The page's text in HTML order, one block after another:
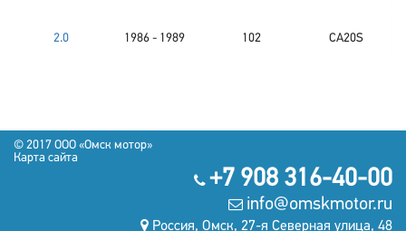
2.0 1986 - 1989 102 CA20S
© 2017 OOO «Омск мотор»
Карта сайта
+7 908 316-40-00
info@omskmotor.ru
Россия, Омск, 27-я Северная улица, 48